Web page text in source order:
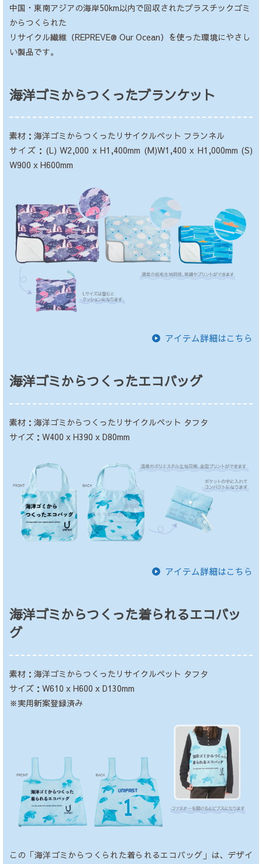
中国・東南アジアの海岸50km以内で回収されたプラスチックゴミ
からつくられた
リサイクル繊維（REPREVE® Our Ocean）を使った環境にやさし
い製品です。
海洋ゴミからつくったブランケット
素材：海洋ゴミからつくったリサイクルペット フランネル
サイズ：(L) W2,000 x H1,400mm (M)W1,400 x H1,000mm (S)
W900 x H600mm
アイテム詳細はこちら
海洋ゴミからつくったエコバッグ
素材：海洋ゴミからつくったリサイクルペット タフタ
サイズ：W400 x H390 x D80mm
アイテム詳細はこちら
海洋ゴミからつくった着られるエコバッ
グ
素材：海洋ゴミからつくったリサイクルペット タフタ
サイズ：W610 x H600 x D130mm
※実用新案登録済み
この「海洋ゴミからつくられた着られるエコバッグ」は、デザイ